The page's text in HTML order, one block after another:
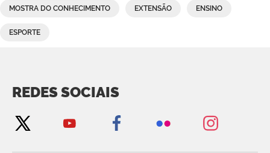
MOSTRA DO CONHECIMENTO EXTENSÃO ENSINO
ESPORTE
REDES SOCIAIS